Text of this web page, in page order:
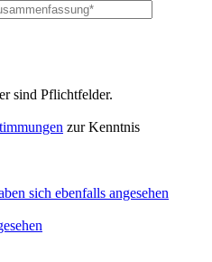
sind Pflichtfelder.
zur Kenntnis
sich ebenfalls angesehen